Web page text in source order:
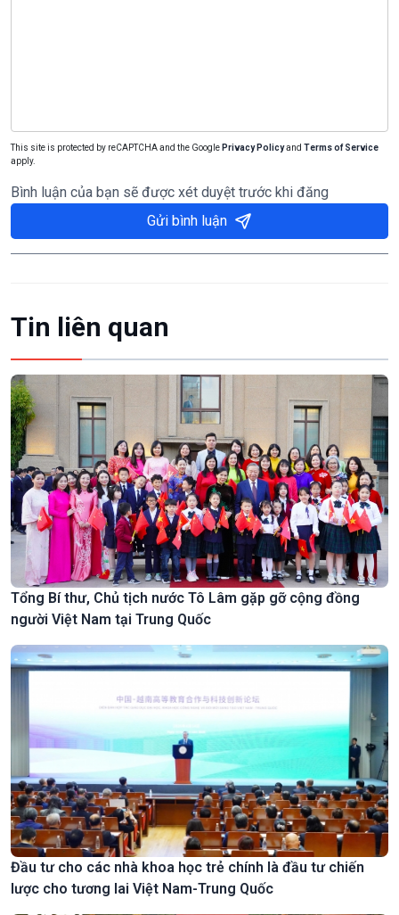
This site is protected by reCAPTCHA and the Google Privacy Policyand Terms of Service
apply.
Bình luận của bạn sẽ được xét duyệt trước khi đăng
Gửi bình luận
Tin liên quan
Tổng Bí thư, Chủ tịch nước Tô Lâm gặp gỡ cộng đồng
người Việt Nam tại Trung Quốc
Đầu tư cho các nhà khoa học trẻ chính là đầu tư chiến
lược cho tương lai Việt Nam-Trung Quốc